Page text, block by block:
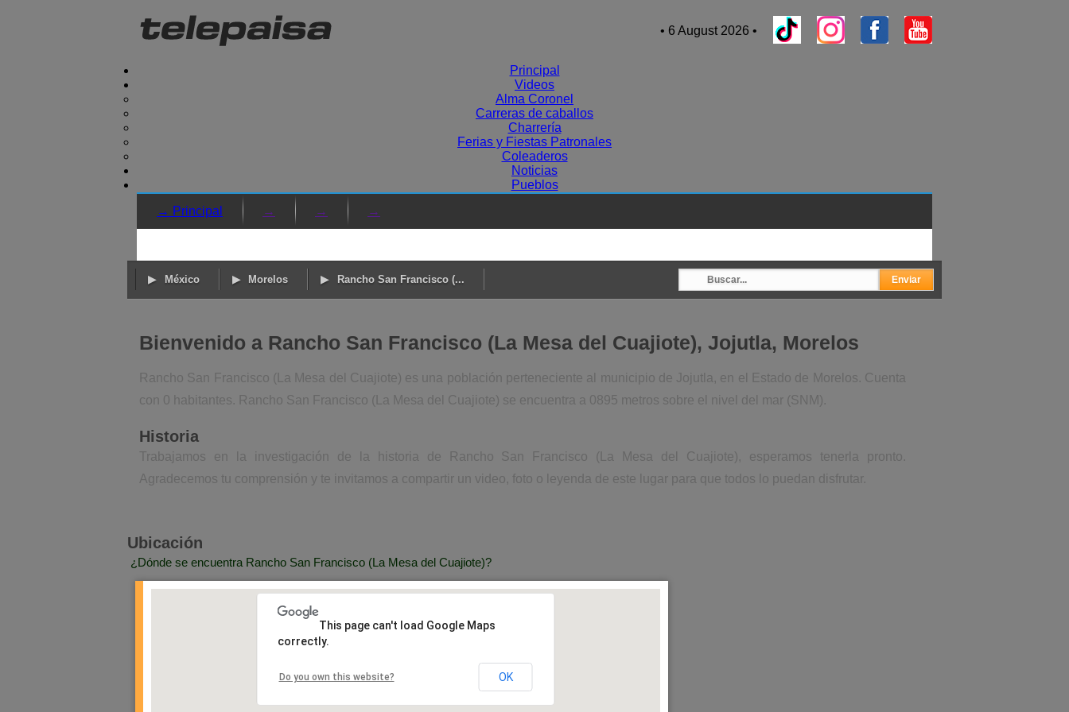
• 6 August 2026 •
Principal
Videos
Alma Coronel
Carreras de caballos
Charrería
Ferias y Fiestas Patronales
Coleaderos
Noticias
Pueblos
→ Principal
→ → →
México Morelos Rancho San Francisco (...
Bienvenido a Rancho San Francisco (La Mesa del Cuajiote), Jojutla, Morelos
Rancho San Francisco (La Mesa del Cuajiote) es una población perteneciente al municipio de Jojutla, en el Estado de Morelos. Cuenta
con 0 habitantes. Rancho San Francisco (La Mesa del Cuajiote) se encuentra a 0895 metros sobre el nivel del mar (SNM).
Historia
Trabajamos en la investigación de la historia de Rancho San Francisco (La Mesa del Cuajiote), esperamos tenerla pronto.
Agradecemos tu comprensión y te invitamos a compartir un video, foto o leyenda de este lugar para que todos lo puedan disfrutar.
Ubicación
¿Dónde se encuentra Rancho San Francisco (La Mesa del Cuajiote)?
This page can't load Google Maps
correctly.
Do you own this website? OK